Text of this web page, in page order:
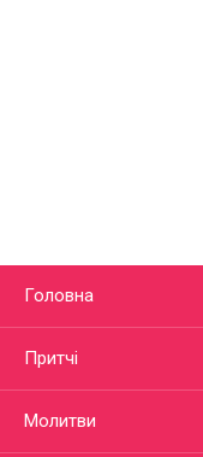
Головна
Притчі
Молитви